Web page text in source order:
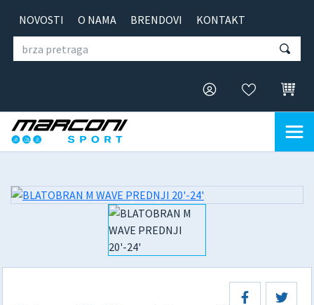
NOVOSTI O NAMA BRENDOVI KONTAKT